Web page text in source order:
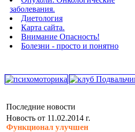
заболевания.
Диетология
Карта сайта.
Внимание Опасность!
Болезни - просто и понятно
Последние новости
Новость от 11.02.2014 г.
Функционал улучшен